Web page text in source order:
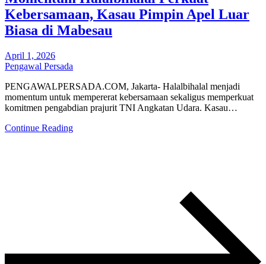
Kebersamaan, Kasau Pimpin Apel Luar
Biasa di Mabesau
April 1, 2026
Pengawal Persada
PENGAWALPERSADA.COM, Jakarta- Halalbihalal menjadi
momentum untuk mempererat kebersamaan sekaligus memperkuat
komitmen pengabdian prajurit TNI Angkatan Udara. Kasau…
Continue Reading